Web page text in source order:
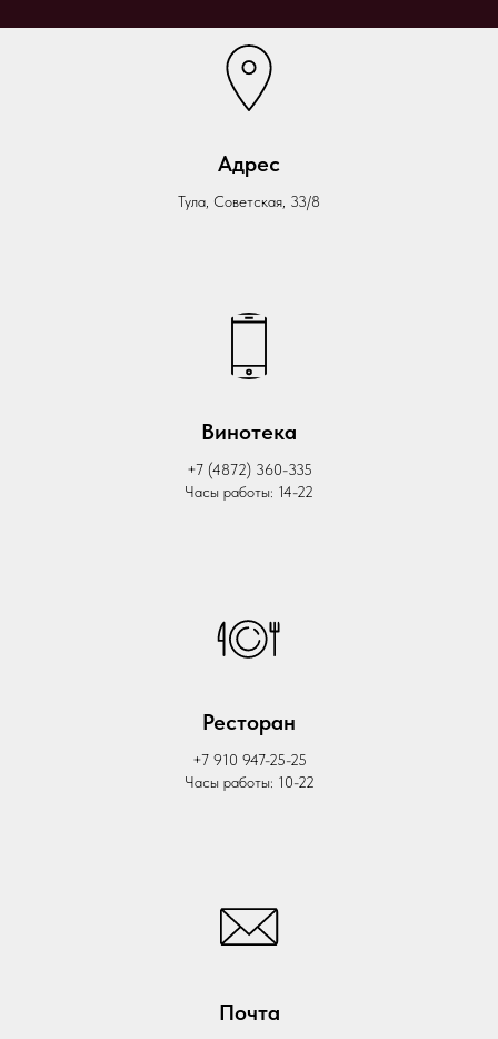
Адрес
Тула, Советская, 33/8
Винотека
+7 (4872) 360-335
Часы работы: 14-22
Ресторан
+7 910 947-25-25
Часы работы: 10-22
Почта